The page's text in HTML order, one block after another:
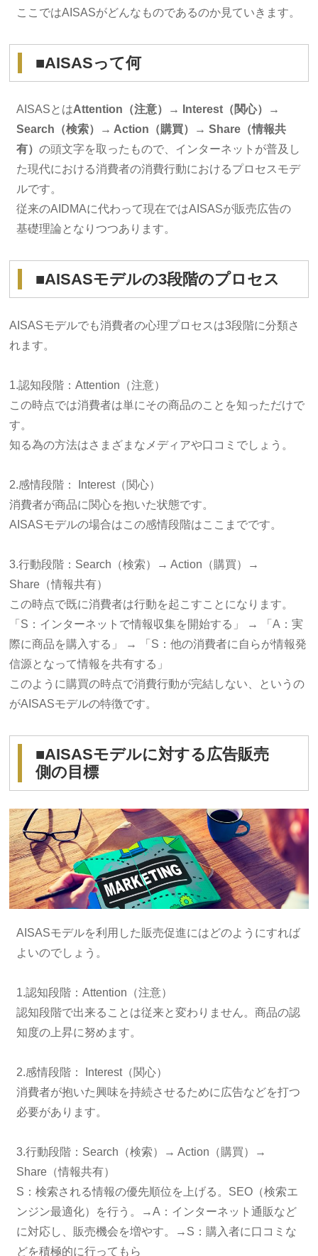
ここではAISASがどんなものであるのか見ていきます。
■AISASって何
AISASとはAttention（注意）→ Interest（関心）→
Search（検索）→ Action（購買）→ Share（情報共
有）の頭文字を取ったもので、インターネットが普及し
た現代における消費者の消費行動におけるプロセスモデ
ルです。
従来のAIDMAに代わって現在ではAISASが販売広告の
基礎理論となりつつあります。
■AISASモデルの3段階のプロセス
AISASモデルでも消費者の心理プロセスは3段階に分類さ
れます。
1.認知段階：Attention（注意）
この時点では消費者は単にその商品のことを知っただけで
す。
知る為の方法はさまざまなメディアや口コミでしょう。
2.感情段階： Interest（関心）
消費者が商品に関心を抱いた状態です。
AISASモデルの場合はこの感情段階はここまでです。
3.行動段階：Search（検索）→ Action（購買）→
Share（情報共有）
この時点で既に消費者は行動を起こすことになります。
「S：インターネットで情報収集を開始する」 → 「A：実
際に商品を購入する」 → 「S：他の消費者に自らが情報発
信源となって情報を共有する」
このように購買の時点で消費行動が完結しない、というの
がAISASモデルの特徴です。
■AISASモデルに対する広告販売
側の目標
AISASモデルを利用した販売促進にはどのようにすれば
よいのでしょう。
1.認知段階：Attention（注意）
認知段階で出来ることは従来と変わりません。商品の認
知度の上昇に努めます。
2.感情段階： Interest（関心）
消費者が抱いた興味を持続させるために広告などを打つ
必要があります。
3.行動段階：Search（検索）→ Action（購買）→
Share（情報共有）
S：検索される情報の優先順位を上げる。SEO（検索エ
ンジン最適化）を行う。→A：インターネット通販など
に対応し、販売機会を増やす。→S：購入者に口コミな
どを積極的に行ってもら